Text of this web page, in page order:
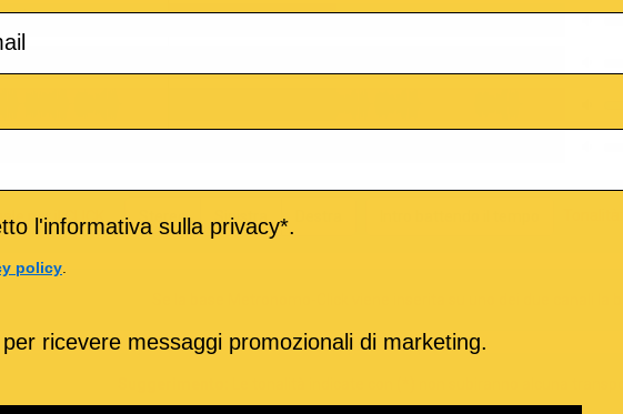
per il CLICK Stereo Sinistra
Se la base Metronomo-Click viene inserita su uno dei due canali la
Le tonalità indicate con (*) non subiranno alcuna
l'informativa sulla privacy*.
policy
ricevere messaggi promozionali di marketing.